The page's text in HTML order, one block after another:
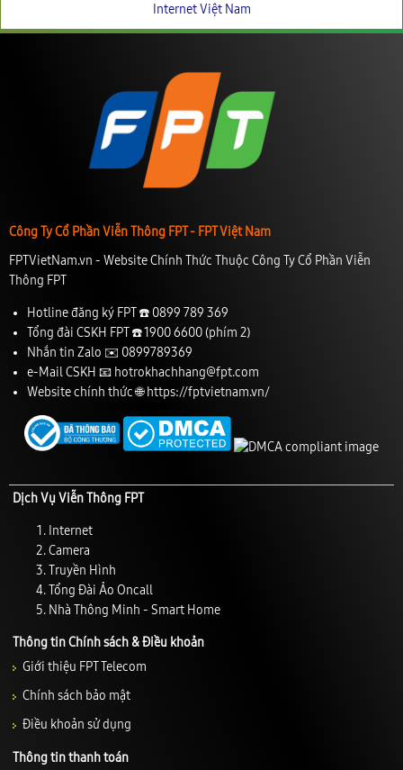
Internet Việt Nam
Công Ty Cổ Phần Viễn Thông FPT - FPT Việt Nam
FPTVietNam.vn - Website Chính Thức Thuộc Công Ty Cổ Phần Viễn
Thông FPT
Hotline đăng ký FPT ☎️ 0899 789 369
Tổng đài CSKH FPT ☎️1900 6600(phím 2)
Nhắn tin Zalo ✉️ 0899789369
e-Mail CSKH 📧 hotrokhachhang@fpt.com
Website chính thức 🌐 https://fptvietnam.vn/
Dịch Vụ Viễn Thông FPT
Internet
Camera
Truyền Hình
Tổng Đài Ảo Oncall
Nhà Thông Minh - Smart Home
Thông tin Chính sách & Điều khoản
Giới thiệu FPT Telecom
Chính sách bảo mật
Điều khoản sử dụng
Thông tin thanh toán